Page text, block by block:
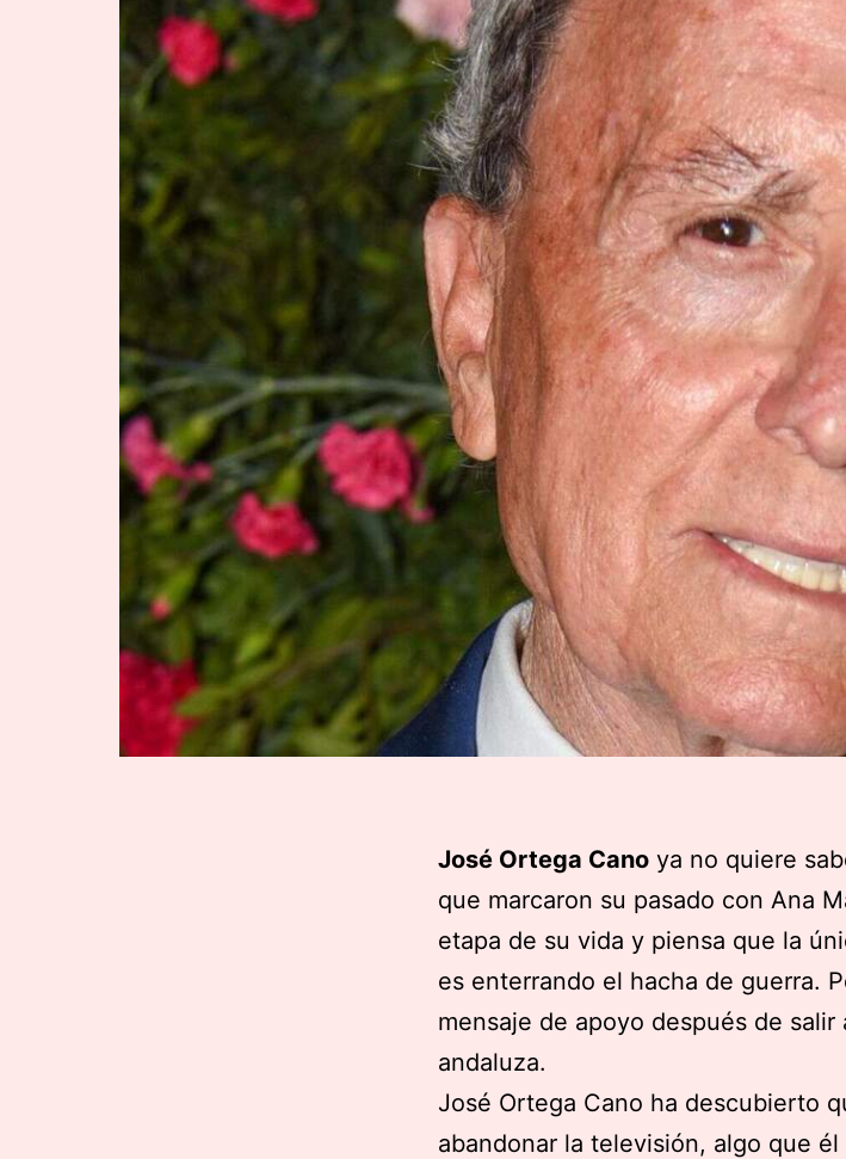
José Ortega Cano ya no quiere
que marcaron su pasado con Ana
etapa de su vida y piensa que la
es enterrando el hacha de guerra.
mensaje de apoyo después de
andaluza.
José Ortega Cano ha descubierto
abandonar la televisión, algo que